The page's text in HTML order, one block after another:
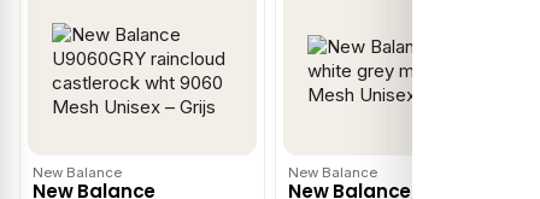
New Balance
New Balance
New Balance
New Balance 1000